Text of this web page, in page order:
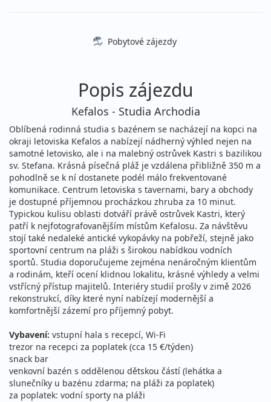
08.08. - 20.08.2026
sobota - čtvrtek
snídaně
letecky (Vídeň)
19 690 Kč
cena za 13 dní (12 nocí) vyprodáno
08.08. - 22.08.2026
sobota - sobota
snídaně
letecky (Praha)
21 190 Kč
cena za 15 dní (14 nocí) vyprodáno
08.08. - 22.08.2026
sobota - sobota
snídaně
letecky (Vídeň)
21 190 Kč
cena za 15 dní (14 nocí) vyprodáno
09.08. - 16.08.2026
snídaně
15 390 Kč
cena za 8 dní (7 nocí)
12.08. - 16.08.2026
středa - neděle
snídaně
Pobytové zájezdy
Popis zájezdu
Kefalos - Studia Archodia
Oblíbená rodinná studia s bazénem se nacházejí na kopci na
okraji letoviska Kefalos a nabízejí nádherný výhled nejen na
samotné letovisko, ale i na malebný ostrůvek Kastri s bazilikou
sv. Stefana. Krásná písečná pláž je vzdálena přibližně 350 m a
pohodlně se k ní dostanete podél málo frekventované
komunikace. Centrum letoviska s tavernami, bary a obchody
je dostupné příjemnou procházkou zhruba za 10 minut.
Typickou kulisu oblasti dotváří právě ostrůvek Kastri, který
patří k nejfotografovanějším místům Kefalosu. Za návštěvu
stojí také nedaleké antické vykopávky na pobřeží, stejně jako
sportovní centrum na pláži s širokou nabídkou vodních
sportů. Studia doporučujeme zejména nenáročným klientům
a rodinám, kteří ocení klidnou lokalitu, krásné výhledy a velmi
vstřícný přístup majitelů. Interiéry studií prošly v zimě 2026
rekonstrukcí, díky které nyní nabízejí modernější a
komfortnější zázemí pro příjemný pobyt.
Vybavení: vstupní hala s recepcí, Wi-Fi
trezor na recepci za poplatek (cca 15 €/týden)
snack bar
venkovní bazén s oddělenou dětskou částí (lehátka a
slunečníky u bazénu zdarma; na pláži za poplatek)
za poplatek: vodní sporty na pláži